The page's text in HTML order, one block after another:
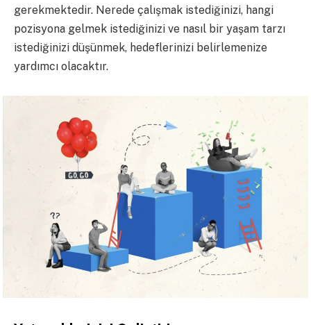
gerekmektedir. Nerede çalışmak istediğinizi, hangi
pozisyona gelmek istediğinizi ve nasıl bir yaşam tarzı
istediğinizi düşünmek, hedeflerinizi belirlemenize
yardımcı olacaktır.